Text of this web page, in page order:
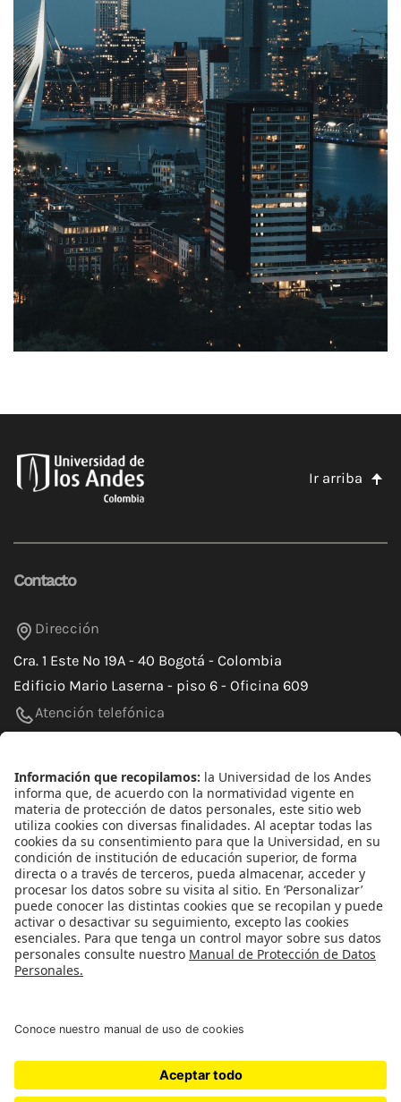
Ir arriba
Contacto
Dirección
Cra. 1 Este Nº 19A - 40 Bogotá - Colombia
Edificio Mario Laserna - piso 6 - Oficina 609
Atención telefónica
Enlaces de interés
Línea de Transparencia Uniandes
Protección de datos Personales
Transparencia y Acceso a Información Pública
MineducaciónReconocimiento como Universidad:
personería jurídica: Resolución 28 del 23 de febrero de